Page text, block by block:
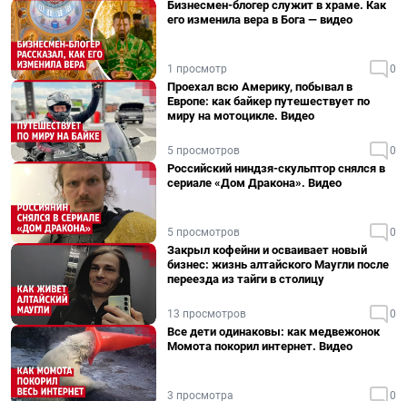
Бизнесмен-блогер служит в храме. Как
его изменила вера в Бога — видео
1 просмотр 0
Проехал всю Америку, побывал в
Европе: как байкер путешествует по
миру на мотоцикле. Видео
5 просмотров 0
Российский ниндзя-скульптор снялся в
сериале «Дом Дракона». Видео
5 просмотров 0
Закрыл кофейни и осваивает новый
бизнес: жизнь алтайского Маугли после
переезда из тайги в столицу
13 просмотров 0
Все дети одинаковы: как медвежонок
Момота покорил интернет. Видео
3 просмотра 0